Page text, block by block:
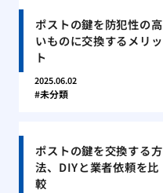
ポストの鍵を防犯性の高
いものに交換するメリッ
ト
2025.06.02
未分類
ポストの鍵を交換する方
法、DIYと業者依頼を比
較